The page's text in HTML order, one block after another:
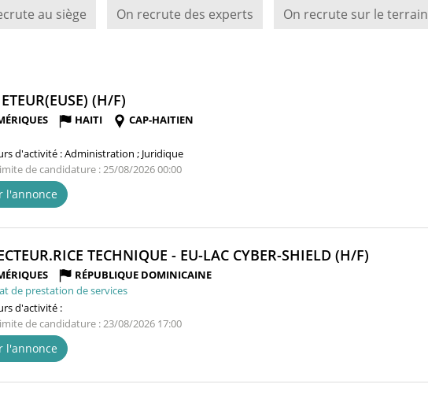
au siège On recrute des experts On recrute sur le terrain
(H/F)
FENÊTRE)
HAITI
CAP-HAITIEN
d'activité :Administration ; Juridique
de candidature : 25/08/2026 00:00
l'annonce
TECHNIQUE - EU-LAC CYBER-SHIELD (H/F)
RÉPUBLIQUE DOMINICAINE
de prestation de services
d'activité :
de candidature : 23/08/2026 17:00
l'annonce